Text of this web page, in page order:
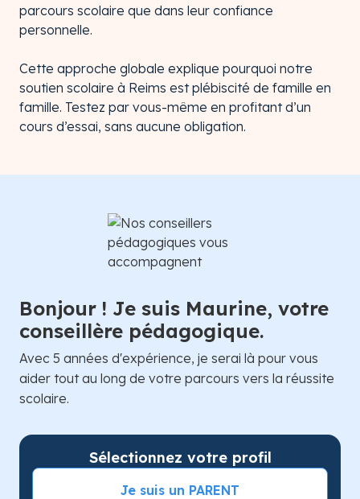
parcours scolaire que dans leur confiance
personnelle.
Cette approche globale explique pourquoi notre
soutien scolaire à Reims est plébiscité de famille en
famille. Testez par vous-même en profitant d’un
cours d’essai, sans aucune obligation.
Bonjour ! Je suis Maurine, votre
conseillère pédagogique.
Avec 5 années d'expérience, je serai là pour vous
aider tout au long de votre parcours vers la réussite
scolaire.
Sélectionnez votre profil
Je suis un PARENT